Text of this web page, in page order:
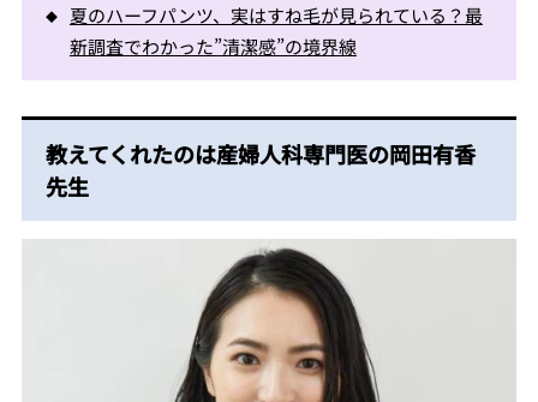
夏のハーフパンツ、実はすね毛が見られている？最
新調査でわかった”清潔感”の境界線
教えてくれたのは産婦人科専門医の岡田有香
先生